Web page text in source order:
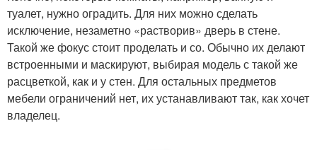
туалет, нужно оградить. Для них можно сделать
исключение, незаметно «растворив» дверь в стене.
Такой же фокус стоит проделать и со. Обычно их делают
встроенными и маскируют, выбирая модель с такой же
расцветкой, как и у стен. Для остальных предметов
мебели ограничений нет, их устанавливают так, как хочет
владелец.